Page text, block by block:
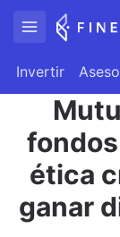
Invertir
ética
ganar